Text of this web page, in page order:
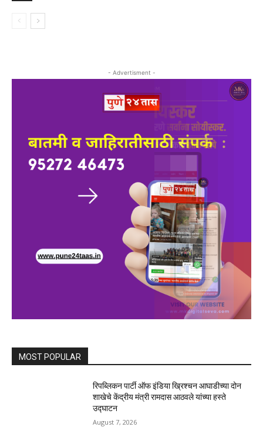
- Advertisment -
MOST POPULAR
रिपब्लिकन पार्टी ऑफ इंडिया ख्रिश्चन आघाडीच्या दोन
शाखेचे केंद्रीय मंत्री रामदास आठवले यांच्या हस्ते
उद्घाटन
August 7, 2026